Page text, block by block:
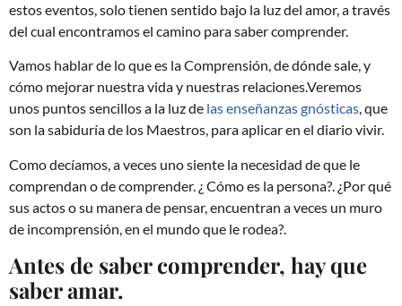
estos eventos, solo tienen sentido bajo la luz del amor, a través
del cual encontramos el camino para saber comprender.
Vamos hablar de lo que es la Comprensión, de dónde sale, y
cómo mejorar nuestra vida y nuestras relaciones.Veremos
unos puntos sencillos a la luz de las enseñanzas gnósticas, que
son la sabiduría de los Maestros, para aplicar en el diario vivir.
Como decíamos, a veces uno siente la necesidad de que le
comprendan o de comprender. ¿ Cómo es la persona?. ¿Por qué
sus actos o su manera de pensar, encuentran a veces un muro
de incomprensión, en el mundo que le rodea?.
Antes de saber comprender, hay que
saber amar.